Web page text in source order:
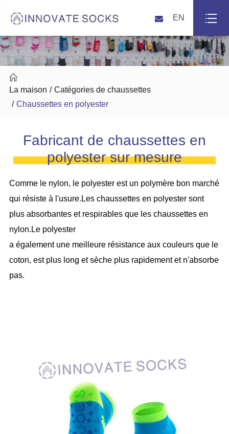
EN

La maison
Catégories de chaussettes
Chaussettes en polyester
Fabricant de chaussettes en
polyester sur mesure
Comme le nylon, le polyester est un polymère bon marché
qui résiste à l'usure.Les chaussettes en polyester sont
plus absorbantes et respirables que les chaussettes en
nylon.Le polyester
a également une meilleure résistance aux couleurs que le
coton, est plus long et sèche plus rapidement et n'absorbe
pas.